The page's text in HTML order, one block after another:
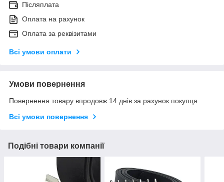
Післяплата
Оплата на рахунок
Оплата за реквізитами
Всі умови оплати
Умови повернення
Повернення товару впродовж 14 днів за рахунок покупця
Всі умови повернення
Подібні товари компанії